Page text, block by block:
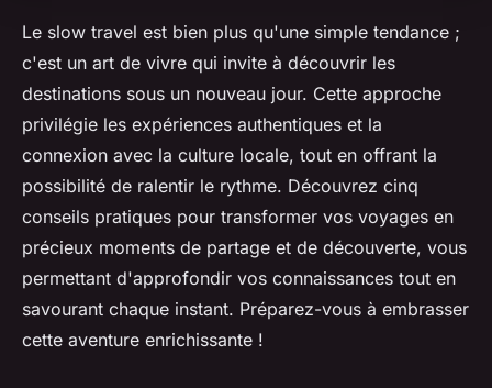
Le slow travel est bien plus qu'une simple tendance ;
c'est un art de vivre qui invite à découvrir les
destinations sous un nouveau jour. Cette approche
privilégie les expériences authentiques et la
connexion avec la culture locale, tout en offrant la
possibilité de ralentir le rythme. Découvrez cinq
conseils pratiques pour transformer vos voyages en
précieux moments de partage et de découverte, vous
permettant d'approfondir vos connaissances tout en
savourant chaque instant. Préparez-vous à embrasser
cette aventure enrichissante !